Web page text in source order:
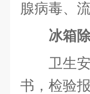
腺病毒、
冰箱
卫生
书，检验